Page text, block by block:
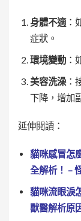
身體不適：
症狀。
環境變動 ：
美容洗澡：
下降，增加
延伸閱讀：
貓咪感冒怎
全解析！ –
貓咪流眼淚
獸醫解析原